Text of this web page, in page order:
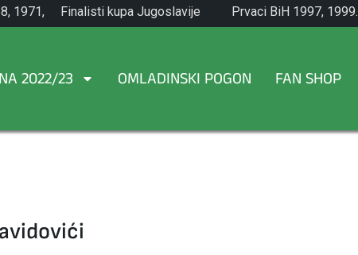
1971,
Finalisti kupa Jugoslavije
1965.
Prvaci BiH 1997, 1999.
2022/23 OMLADINSKI POGON FAN SHOP